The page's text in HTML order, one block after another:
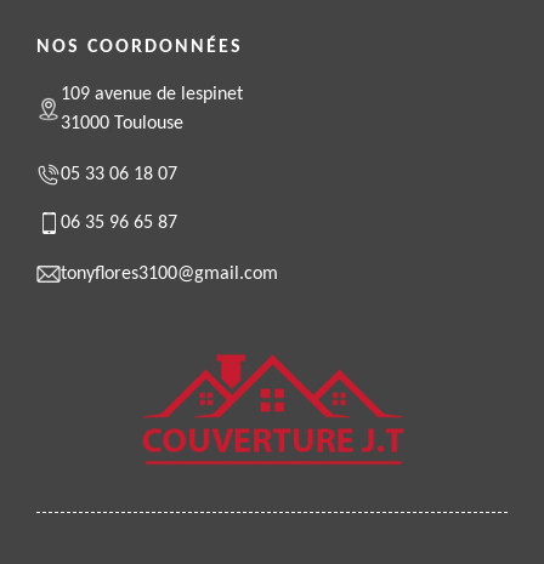
NOS COORDONNÉES
109 avenue de lespinet
31000 Toulouse
05 33 06 18 07
06 35 96 65 87
tonyflores3100@gmail.com